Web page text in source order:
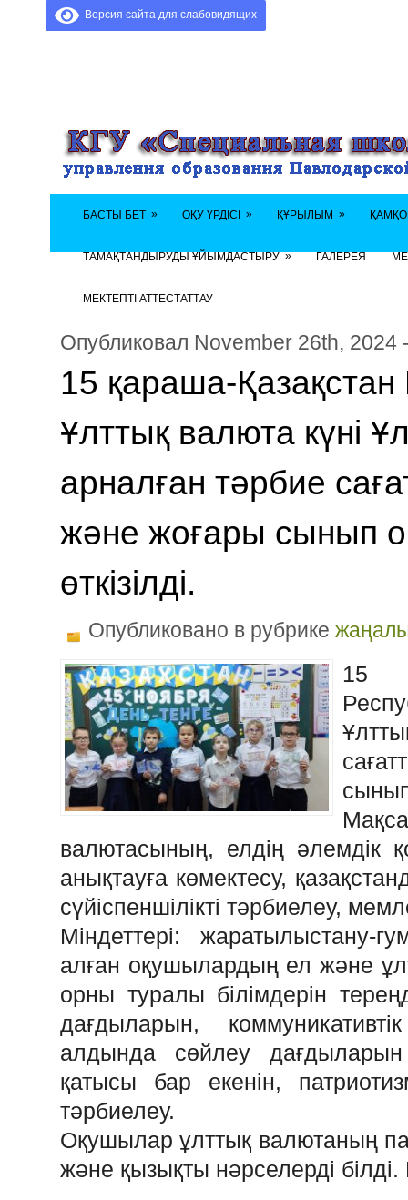
Версия сайта для слабовидящих
БАСТЫ БЕТ » ОҚУ ҮРДІСІ » ҚҰРЫЛЫМ »
ТАМАҚТАНДЫРУДЫ ҰЙЫМДАСТЫРУ » ГАЛЕРЕЯ
МЕКТЕПТІ АТТЕСТАТТАУ
Опубликовал November 26th, 2024
15 қараша-
Ұлттық валюта күні
арналған тәрбие
және жоғары сынып
өткізілді.
Опубликовано в рубрике
15
валютасының, елдің әлемдік
анықтауға көмектесу,
сүйіспеншілікті тәрбиелеу,
Міндеттері: жаратылыстану-
алған оқушылардың ел және
орны туралы білімдерін
дағдыларын,
алдында сөйлеу
қатысы бар екенін,
тәрбиелеу.
Оқушылар ұлттық валютаның
және қызықты нәрселерді білді.